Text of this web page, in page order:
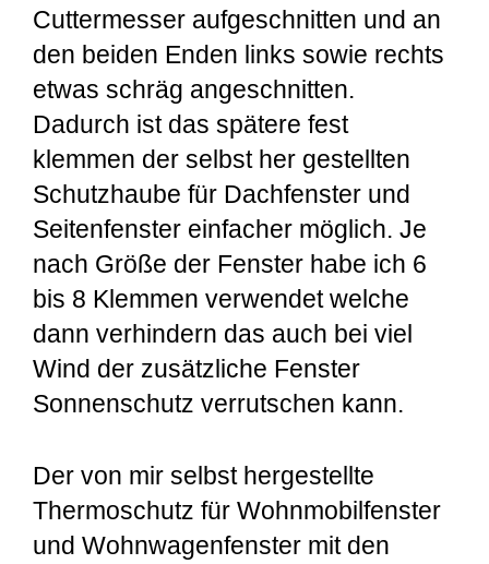
Cuttermesser aufgeschnitten und an
den beiden Enden links sowie rechts
etwas schräg angeschnitten.
Dadurch ist das spätere fest
klemmen der selbst her gestellten
Schutzhaube für Dachfenster und
Seitenfenster einfacher möglich. Je
nach Größe der Fenster habe ich 6
bis 8 Klemmen verwendet welche
dann verhindern das auch bei viel
Wind der zusätzliche Fenster
Sonnenschutz verrutschen kann.
Der von mir selbst hergestellte
Thermoschutz für Wohnmobilfenster
und Wohnwagenfenster mit den